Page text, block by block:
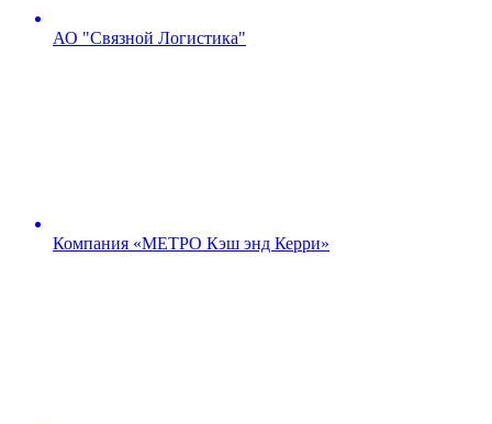
АО "Связной Логистика"
Компания «МЕТРО Кэш энд Керри»